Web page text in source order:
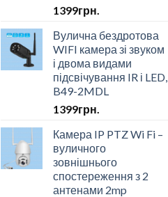
Оцінено в
з 5
1399грн.
Вулична бездротова
WIFI камера зі звуком
і двома видами
підсвічування IR і LED,
B49-2MDL
1399грн.
Камера IP PTZ Wi Fi –
вуличного
зовнішнього
спостереження з 2
антенами 2mp